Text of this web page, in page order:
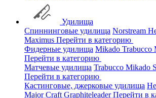
Удилища
Спиннинговые удилища Norstream
Maximus Перейти в категорию
Фидерные удилища Mikado Trabucco
Перейти в категорию
Матчевые удилища Trabucco Mikado
Перейти в категорию
Кастинговые, джерковые удилища
Major Craft GraphiteleaderПерейти в